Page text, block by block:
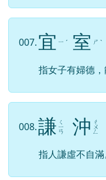
007.宜 ㄧ ˊ 室 ㄕ ˋ
指女子有婦德，
008.謙 ㄑ
ㄧ
ㄢ 沖 ㄔ
ㄨ
ㄥ
指人謙虛不自滿